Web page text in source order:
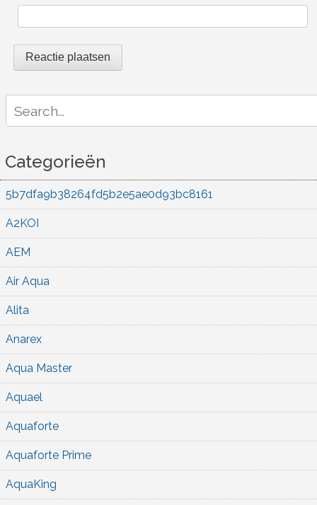
for:
Categorieën
5b7dfa9b38264fd5b2e5ae0d93bc8161
A2KOI
AEM
Air Aqua
Alita
Anarex
Aqua Master
Aquael
Aquaforte
Aquaforte Prime
AquaKing